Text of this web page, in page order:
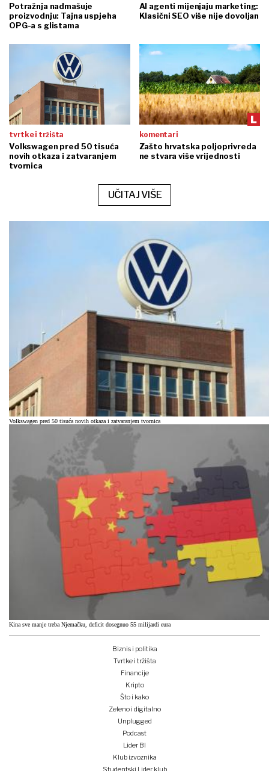
Potražnja nadmašuje
proizvodnju: Tajna uspjeha
OPG-a s glistama
AI agenti mijenjaju marketing:
Klasični SEO više nije dovoljan
tvrtke i tržišta
Volkswagen pred 50 tisuća
novih otkaza i zatvaranjem
tvornica
komentari
Zašto hrvatska poljoprivreda
ne stvara više vrijednosti
UČITAJ VIŠE
Volkswagen pred 50 tisuća novih otkaza i zatvaranjem tvornica
Kina sve manje treba Njemačku, deficit dosegnuo 55 milijardi eura
Biznis i politika
Tvrtke i tržišta
Financije
Kripto
Što i kako
Zeleno i digitalno
Unplugged
Podcast
Lider BI
Klub izvoznika
Studentski Lider klub